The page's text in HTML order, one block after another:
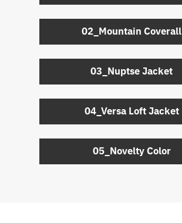
02_Mountain Coverall
03_Nuptse Jacket
04_Versa Loft Jacket
05_Novelty Color